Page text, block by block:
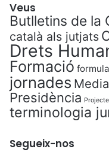
Veus
Butlletins de la
català als jutjats
Drets
Formació
jornades
Presidència
terminologia
Segueix-nos